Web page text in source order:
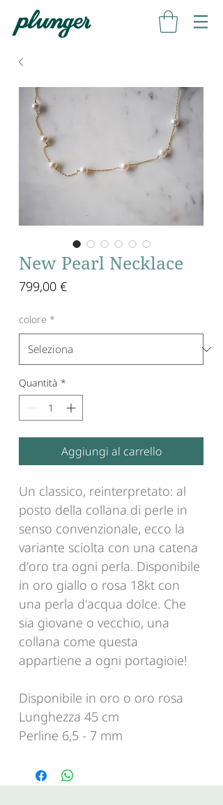
New Pearl Necklace
799,00 €Prezzo
colore *
Quantità *
Aggiungi al carrello
Un classico, reinterpretato: al
posto della collana di perle in
senso convenzionale, ecco la
variante sciolta con una catena
d'oro tra ogni perla. Disponibile
in oro giallo o rosa 18kt con
una perla d'acqua dolce. Che
sia giovane o vecchio, una
collana come questa
appartiene a ogni portagioie!
Disponibile in oro o oro rosa
Lunghezza 45 cm
Perline 6,5 - 7 mm